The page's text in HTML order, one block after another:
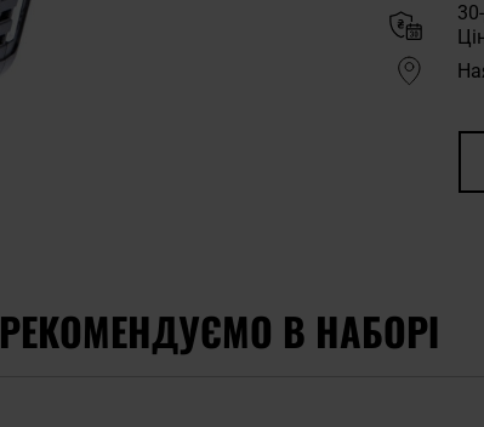
РЕКОМЕНДУЄМО В НАБОРІ